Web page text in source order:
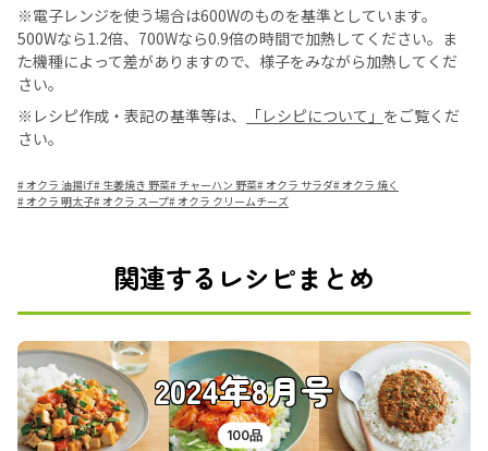
※電子レンジを使う場合は600Wのものを基準としています。
500Wなら1.2倍、700Wなら0.9倍の時間で加熱してください。ま
た機種によって差がありますので、様子をみながら加熱してくだ
さい。
※レシピ作成・表記の基準等は、
「レシピについて」 をご覧くだ
さい。
#オクラ 油揚げ# 生姜焼き 野菜# チャーハン 野菜#オクラ サラダ#オクラ 焼く
#オクラ 明太子#オクラ スープ#オクラ クリームチーズ
関連するレシピまとめ
2024年8月号
100品